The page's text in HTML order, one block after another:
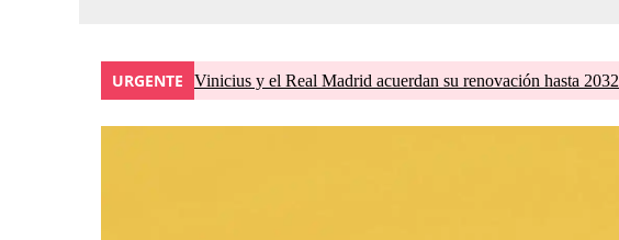
URGENTE Vinicius y el Real Madrid acuerdan su renovación hasta 2032